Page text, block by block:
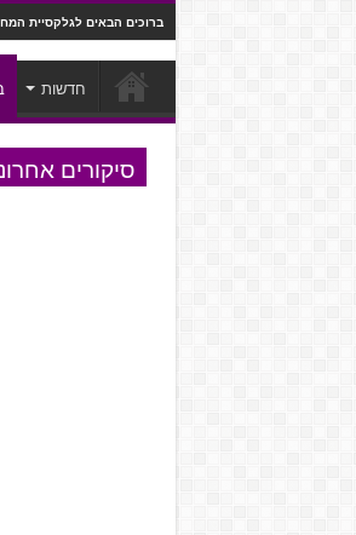
ברוכים הבאים לגלקסיית המחשבים |
חדשות
סיקורים